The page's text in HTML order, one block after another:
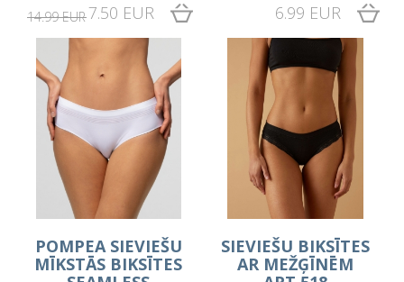
14.99 EUR7.50 EUR 6.99 EUR
POMPEA SIEVIEŠU
MĪKSTĀS BIKSĪTES
SIEVIEŠU BIKSĪTES
AR MEŽĢĪNĒM